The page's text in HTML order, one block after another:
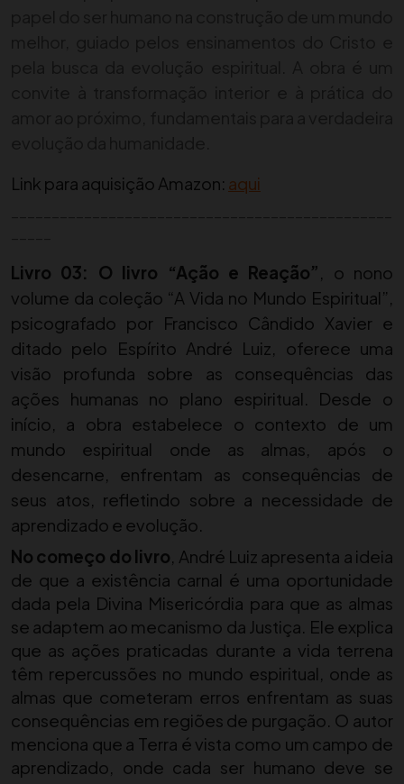
Link para aquisição Amazon: aqui
Livro 03: O livro “Ação e Reação”, o nono
volume da coleção “A Vida no Mundo Espiritual”,
psicografado por Francisco Cândido Xavier e
ditado pelo Espírito André Luiz, oferece uma
visão profunda sobre as consequências das
ações humanas no plano espiritual. Desde o
início, a obra estabelece o contexto de um
mundo espiritual onde as almas, após o
desencarne, enfrentam as consequências de
seus atos, refletindo sobre a necessidade de
aprendizado e evolução.
No começo do livro, André Luiz apresenta a ideia
de que a existência carnal é uma oportunidade
dada pela Divina Misericórdia para que as almas
se adaptem ao mecanismo da Justiça. Ele explica
que as ações praticadas durante a vida terrena
têm repercussões no mundo espiritual, onde as
almas que cometeram erros enfrentam as suas
consequências em regiões de purgação. O autor
menciona que a Terra é vista como um campo de
aprendizado, onde cada ser humano deve se